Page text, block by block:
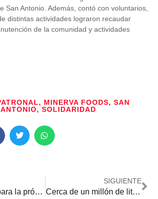
San Antonio. Además, contó con voluntarios,
distintas actividades lograron recaudar
de la comunidad y actividades
, MINERVA FOODS, SAN
ANTONIO, SOLIDARIDAD
Limitaciones para la próxima campaña agrícola, pero con probabilidad distante de una tercera Niña
SIGUIENTE
Cerca de un millón de litros por día se produce en la principal cuenca lechera del país